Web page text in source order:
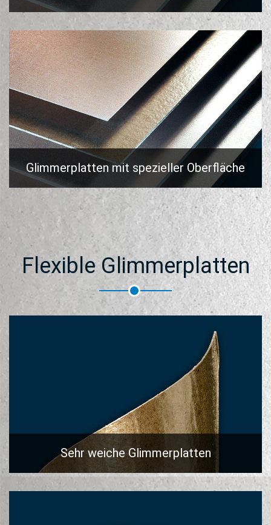
Glimmerplatten mit spezieller Oberfläche
Flexible Glimmerplatten
Sehr weiche Glimmerplatten